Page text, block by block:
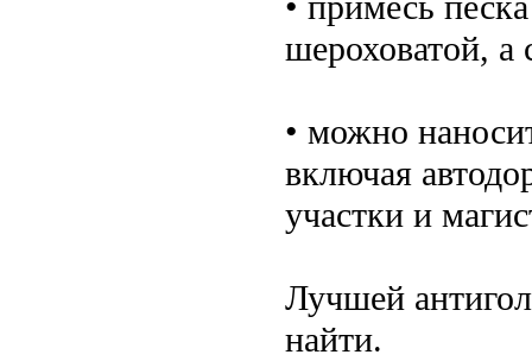
шероховатой, а
• можно
включая
участки и
Лучшей
найти.